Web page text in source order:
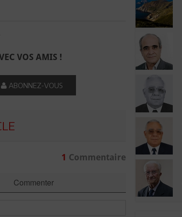
VOS AMIS !
ABONNEZ-VOUS
1 Commentaire
Commenter